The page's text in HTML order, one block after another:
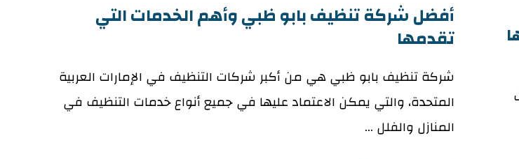
أفضل شركة تنظيف بابو ظبي وأهم الخدمات التي
تقدمها
شركة تنظيف بابو ظبي هي من أكبر شركات التنظيف في الإمارات العربية
المتحدة، والتي يمكن الاعتماد عليها في جميع أنواع خدمات التنظيف في
المنازل والفلل ...